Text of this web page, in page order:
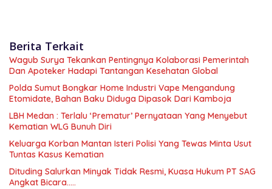
Berita Terkait
Wagub Surya Tekankan Pentingnya Kolaborasi Pemerintah
Dan Apoteker Hadapi Tantangan Kesehatan Global
Polda Sumut Bongkar Home Industri Vape Mengandung
Etomidate, Bahan Baku Diduga Dipasok Dari Kamboja
LBH Medan : Terlalu ‘Prematur’ Pernyataan Yang Menyebut
Kematian WLG Bunuh Diri
Keluarga Korban Mantan Isteri Polisi Yang Tewas Minta Usut
Tuntas Kasus Kematian
Dituding Salurkan Minyak Tidak Resmi, Kuasa Hukum PT SAG
Angkat Bicara…..